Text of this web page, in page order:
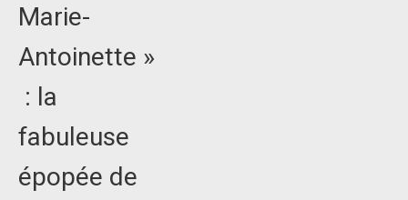
Marie-
Antoinette »
: la
fabuleuse
épopée de